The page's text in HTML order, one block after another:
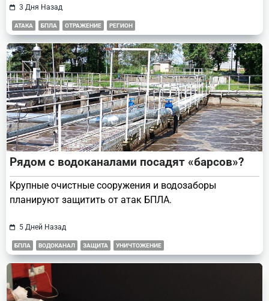
3 Дня Назад
АТАКА БПЛА ОТРАЖЕНИЕ РЕГИОН
Рядом с водоканалами посадят «барсов»?
Крупные очистные сооружения и водозаборы
планируют защитить от атак БПЛА.
5 Дней Назад
БПЛА ВОДОКАНАЛ ЗАЩИТА УНИЧТОЖЕНИЕ